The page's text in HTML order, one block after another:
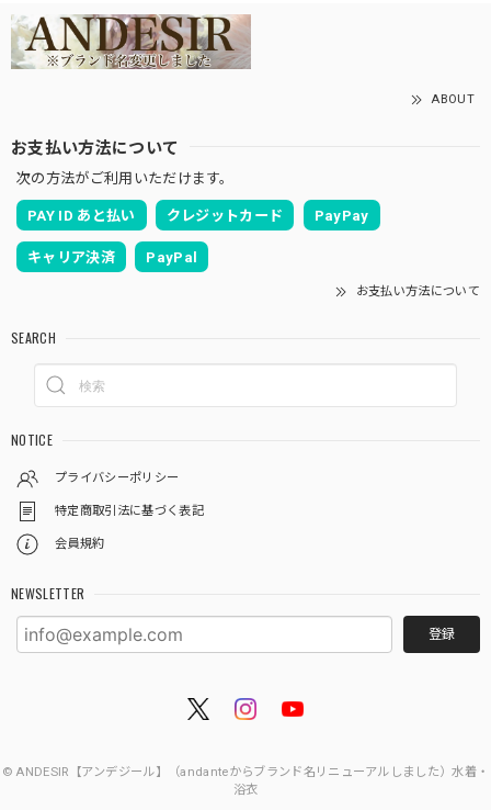
ABOUT
お支払い方法について
次の方法がご利用いただけます。
PAY ID あと払い クレジットカード PayPay
キャリア決済 PayPal
お支払い方法について
SEARCH
NOTICE
プライバシーポリシー
特定商取引法に基づく表記
会員規約
NEWSLETTER
登録
© ANDESIR【アンデジール】（andanteからブランド名リニューアルしました）水着・
浴衣